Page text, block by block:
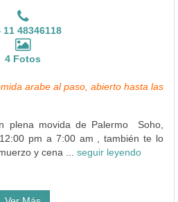
11 48346118
4 Fotos
arabe al paso, abierto hasta las
plena movida de Palermo Soho,
pm a 7:00 am , también te lo
y cena ... seguir leyendo